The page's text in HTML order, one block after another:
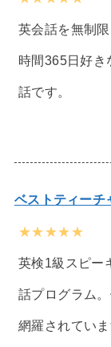
英会話を無制
時間365日好き
話です。
ベストティーチ
★★★★★
英検1級スピー
話プログラム
網羅されていま